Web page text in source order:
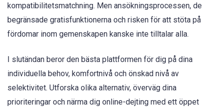
kompatibilitetsmatchning. Men ansökningsprocessen, de
begränsade gratisfunktionerna och risken för att stöta på
fördomar inom gemenskapen kanske inte tilltalar alla.
I slutändan beror den bästa plattformen för dig på dina
individuella behov, komfortnivå och önskad nivå av
selektivitet. Utforska olika alternativ, överväg dina
prioriteringar och närma dig online-dejting med ett öppet